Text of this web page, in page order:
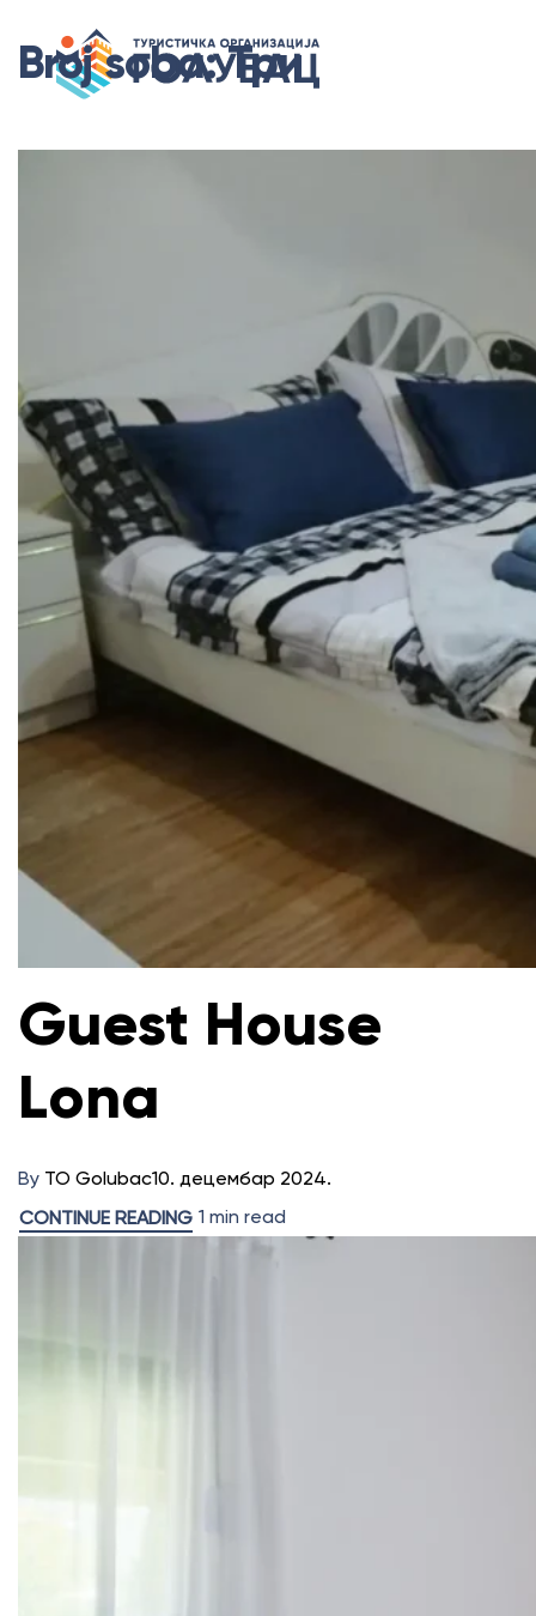
Broj soba:Три
Guest House
Lona
By TO Golubac10. децембар 2024.
CONTINUE READING 1 min read